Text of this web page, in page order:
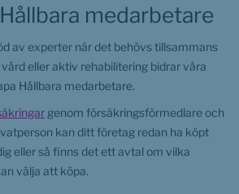
medarbetare
av experter när det behövs tillsammans
eller aktiv rehabilitering bidrar våra
Hållbara medarbetare.
genom försäkringsförmedlare och
kan ditt företag redan ha köpt
eller så finns det ett avtal om vilka
välja att köpa.